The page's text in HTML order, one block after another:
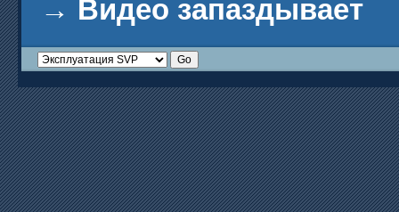
→ Видео запаздывает